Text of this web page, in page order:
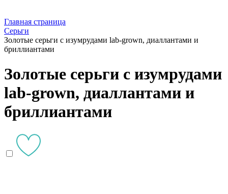
Главная страница
Серьги
Золотые серьги с изумрудами lab-grown, диаллантами и
бриллиантами
Золотые серьги с изумрудами
lab-grown, диаллантами и
бриллиантами